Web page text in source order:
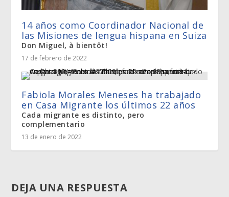
14 años como Coordinador Nacional de
las Misiones de lengua hispana en Suiza
Don Miguel, à bientôt!
17 de febrero de 2022
Fabiola Morales Meneses ha trabajado
en Casa Migrante los últimos 22 años
Cada migrante es distinto, pero
complementario
13 de enero de 2022
DEJA UNA RESPUESTA